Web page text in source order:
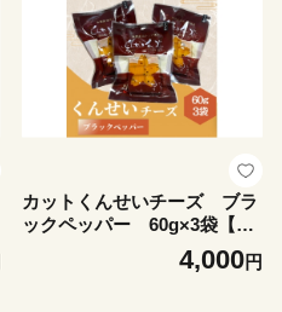
カットくんせいチーズ ブラ
ックペッパー 60g×3袋【17
4,000円